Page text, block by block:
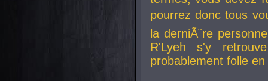
pourrez donc tous
la derniÃ¨re
R'Lyeh s'y
probablement folle